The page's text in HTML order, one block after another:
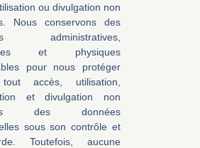
ou divulgation non
Nous conservons des
administratives,
et physiques
pour nous protéger
accès, utilisation,
et divulgation non
des données
sous son contrôle et
Toutefois, aucune